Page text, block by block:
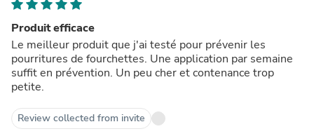
Produit efficace
Le meilleur produit que j'ai testé pour prévenir les
pourritures de fourchettes. Une application par semaine
suffit en prévention. Un peu cher et contenance trop
petite.
Review collected from invite